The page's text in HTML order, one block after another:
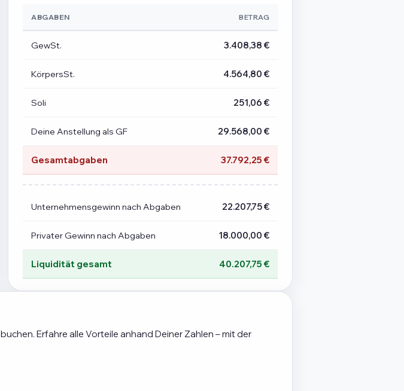
ABGABEN BETRAG
GewSt. 3.408,38 €
KörpersSt. 4.564,80 €
Soli 251,06 €
Deine Anstellung als GF 29.568,00 €
Gesamtabgaben 37.792,25 €
Unternehmensgewinn nach Abgaben 22.207,75 €
Privater Gewinn nach Abgaben 18.000,00 €
Liquidität gesamt 40.207,75 €
buchen. Erfahre alle Vorteile anhand Deiner Zahlen – mit der